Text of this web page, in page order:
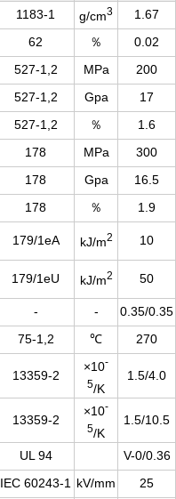
1183-1 g/cm3
1.67
62 ％ 0.02
527-1,2 MPa
200
527-1,2 Gpa
17
527-1,2 ％
1.6
178 MPa
300
178 Gpa
16.5
178 ％ 1.9
179/1eA kJ/m2 10
179/1eU kJ/m2 50
- - 0.35/0.35
75-1,2 ℃ 270
13359-2
×10-
5/K
1.5/4.0
13359-2
×10-
5/K
1.5/10.5
UL 94 V-0/0.36
IEC 60243-1 kV/mm 25